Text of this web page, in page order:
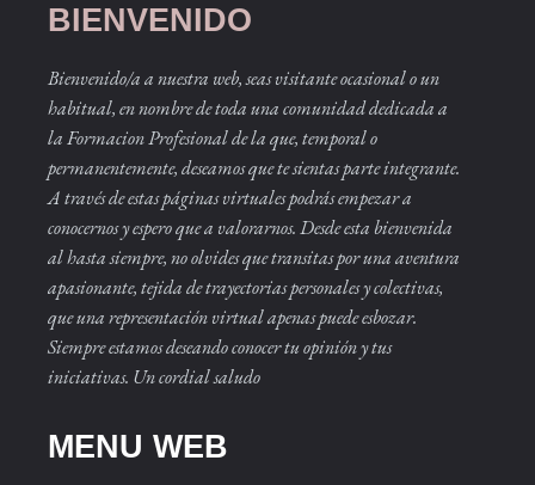
BIENVENIDO
Bienvenido/a a nuestra web, seas visitante ocasional o un
habitual, en nombre de toda una comunidad dedicada a
la Formacion Profesional de la que, temporal o
permanentemente, deseamos que te sientas parte integrante.
A través de estas páginas virtuales podrás empezar a
conocernos y espero que a valorarnos. Desde esta bienvenida
al hasta siempre, no olvides que transitas por una aventura
apasionante, tejida de trayectorias personales y colectivas,
que una representación virtual apenas puede esbozar.
Siempre estamos deseando conocer tu opinión y tus
iniciativas. Un cordial saludo
MENU WEB